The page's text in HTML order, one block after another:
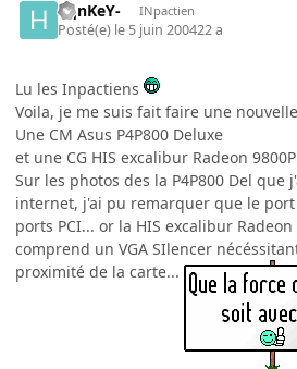
hqnKeY- INpactien
Posté(e) le 5 juin 200422 a
Lu les Inpactiens
Voila, je me suis fait faire une
Une CM Asus P4P800 Deluxe
et une CG HIS excalibur Radeon
Sur les photos des la P4P800 Del que
internet, j'ai pu remarquer que le port
ports PCI... or la HIS excalibur
comprend un VGA SIlencer
proximité de la carte...